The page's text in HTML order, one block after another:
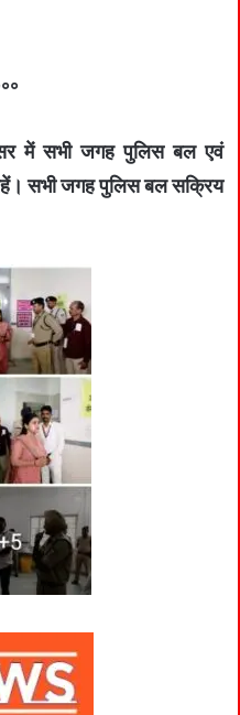
में सभी जगह पुलिस बल एवं
सभी जगह पुलिस बल सक्रिय